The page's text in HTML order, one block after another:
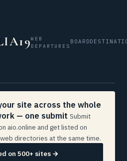
WEB
DEPARTURES
BOARD
site across the whole
— one submit Submit
aio.online and get listed on
directories at the same time.
on 500+ sites →